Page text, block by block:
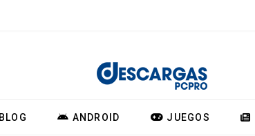
BLOG ANDROID JUEGOS